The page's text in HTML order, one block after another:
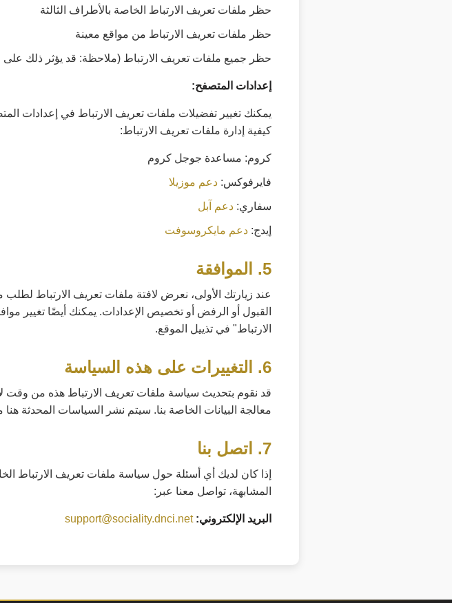
حظر ملفات تعريف الارتباط الخاصة بالأطراف الثالثة
حظر ملفات تعريف الارتباط من مواقع معينة
حظر جميع ملفات تعريف الارتباط (ملاحظة: قد يؤثر ذلك
إعدادات المتصفح:
يمكنك تغيير تفضيلات ملفات تعريف الارتباط في إعدادات
كيفية إدارة ملفات تعريف الارتباط:
كروم: مساعدة جوجل كروم
فايرفوكس: دعم موزيلا
سفاري: دعم آبل
إيدج: دعم مايكروسوفت
5. الموافقة
عند زيارتك الأولى، نعرض لافتة ملفات تعريف الارتباط
القبول أو الرفض أو تخصيص الإعدادات. يمكنك أيضًا تغيير
الارتباط" في تذييل الموقع.
6. التغييرات على هذه السياسة
قد نقوم بتحديث سياسة ملفات تعريف الارتباط هذه من وقت
معالجة البيانات الخاصة بنا. سيتم نشر السياسات المحدثة
7. اتصل بنا
إذا كان لديك أي أسئلة حول سياسة ملفات تعريف الارتباط
المشابهة، تواصل معنا عبر:
البريد الإلكتروني:support@sociality.dnci.net